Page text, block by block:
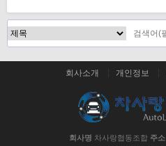
회사소개 개인정보
회사명 차사랑협동조합 주소